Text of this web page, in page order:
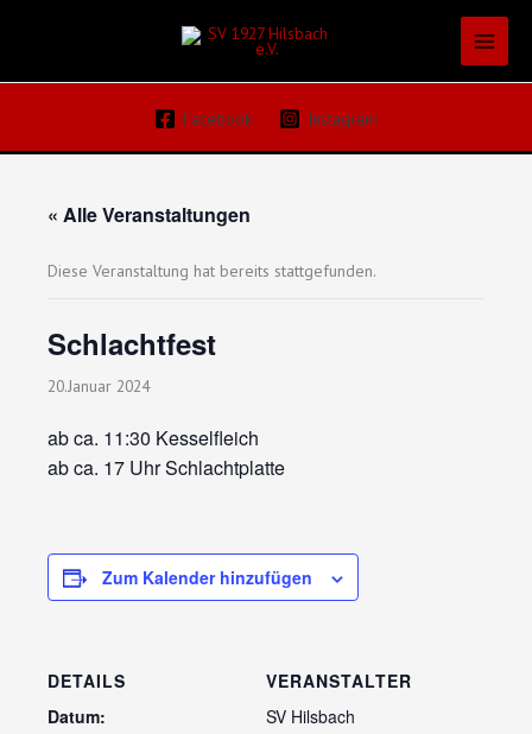
Facebook Instagram
« Alle Veranstaltungen
Diese Veranstaltung hat bereits stattgefunden.
Schlachtfest
20.Januar 2024
ab ca. 11:30 Kesselfleich
ab ca. 17 Uhr Schlachtplatte
Zum Kalender hinzufügen
DETAILS
Datum:
VERANSTALTER
SV Hilsbach